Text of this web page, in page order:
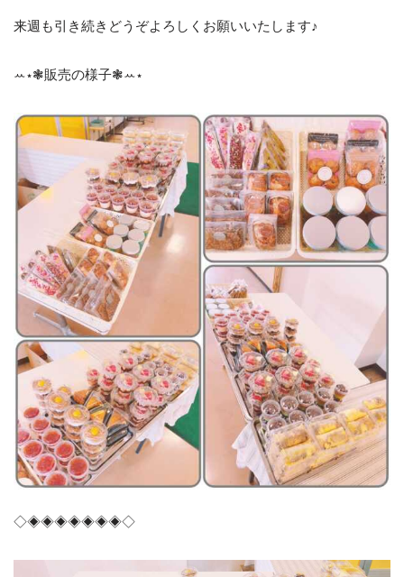
来週も引き続きどうぞよろしくお願いいたします♪
ꕀ⋆❃販売の様子❃ꕀ⋆
◇◈◈◈◈◈◈◈◇